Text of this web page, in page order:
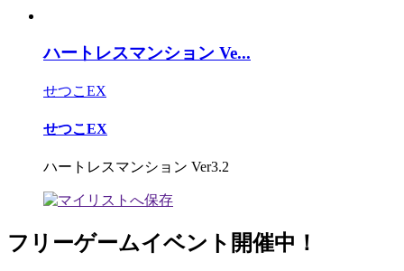
ハートレスマンション Ve...
せつこEX
せつこEX
ハートレスマンション Ver3.2
フリーゲームイベント開催中！